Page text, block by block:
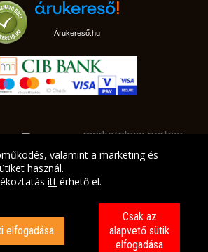
Árukereső.hu
marketplace partner
valamint a marketing és
használ.
itt érhető el.
elfogadása
Csak az
alapvető sütik
elfogadása